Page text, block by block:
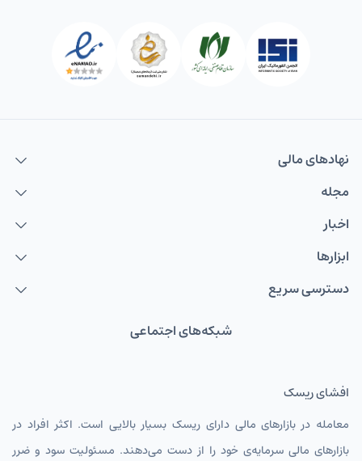
نهاد‌های مالی
مجله
اخبار
ابزارها
دسترسی سریع
شبکه‌های اجتماعی
افشای ریسک
معامله در بازارهای مالی دارای ریسک بسیار بالایی است. اکثر افراد در
بازارهای مالی سرمایه‌ی خود را از دست می‌دهند. مسئولیت سود و ضرر